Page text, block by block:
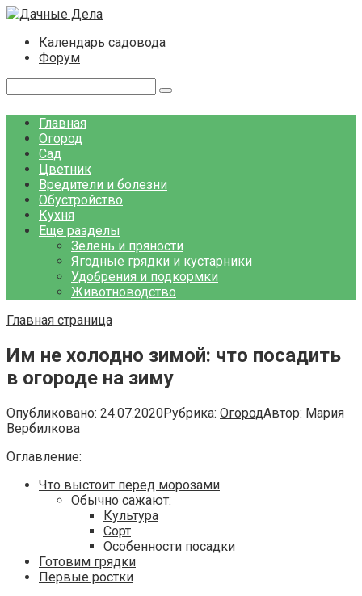
Перейти
контентуКалендарь садовода
Форум
Главная
Огород
Сад
Цветник
Вредители и болезни
Обустройство
Кухня
Еще разделы
Зелень и пряности
Ягодные грядки и кустарники
Удобрения и подкормки
Животноводство
Главная страница
Им не холодно зимой: что посадить
в огороде на зиму
Опубликовано: 24.07.2020Рубрика: ОгородАвтор: Мария
Вербилкова
Оглавление:
Что выстоит перед морозами
Обычно сажают:
Культура
Сорт
Особенности посадки
Готовим грядки
Первые ростки